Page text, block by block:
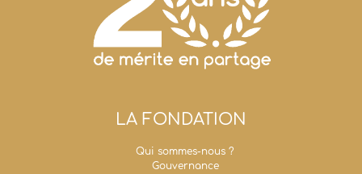
LA FONDATION
Qui sommes-nous ?
Gouvernance